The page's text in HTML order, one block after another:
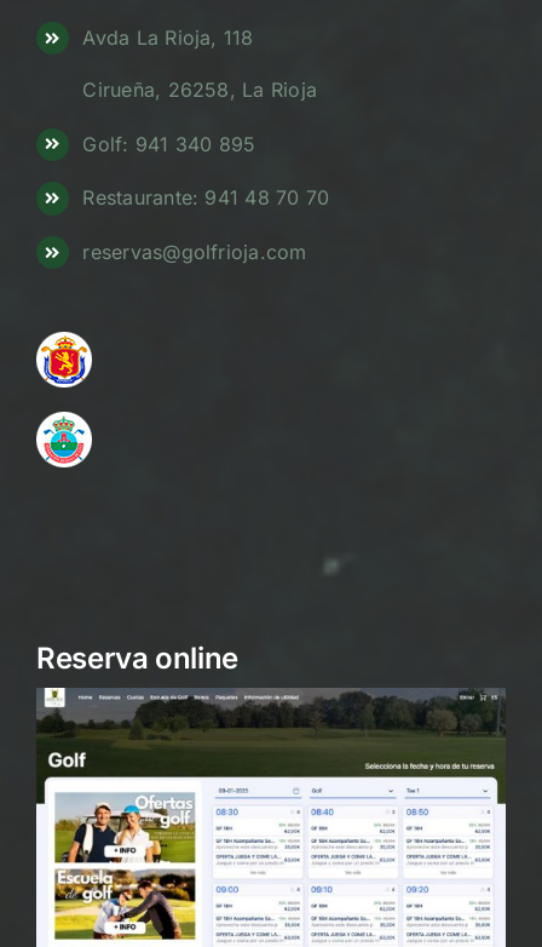
Avda La Rioja, 118
Cirueña, 26258, La Rioja
Golf: 941 340 895
Restaurante: 941 48 70 70
reservas@golfrioja.com
Reserva online